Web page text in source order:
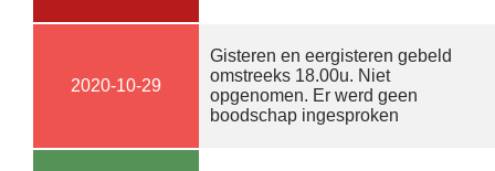
2020-10-29
Gisteren en eergisteren gebeld
omstreeks 18.00u. Niet
opgenomen. Er werd geen
boodschap ingesproken